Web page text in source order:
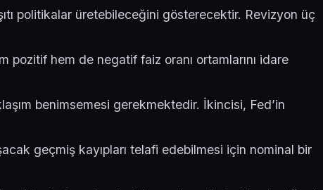
politikalar üretebileceğini gösterecektir. Revizyon üç
pozitif hem de negatif faiz oranı ortamlarını idare
benimsemesi gerekmektedir. İkincisi, Fed’in
geçmiş kayıpları telafi edebilmesi için nominal bir